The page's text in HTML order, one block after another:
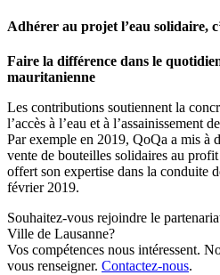
Adhérer au projet l’eau solidaire,
Faire la différence dans le
mauritanienne
Les contributions soutiennent la
l’accès à l’eau et à l’assainissement
Par exemple en 2019, QoQa a mis à
vente de bouteilles solidaires au
offert son expertise dans la conduite
février 2019.
Souhaitez-vous rejoindre le
Ville de Lausanne?
Vos compétences nous intéressent.
vous renseigner. Contactez-nous.